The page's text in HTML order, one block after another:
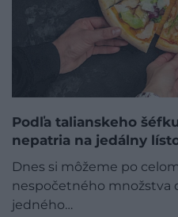
Podľa talianskeho
nepatria na jedálny
Dnes si môžeme po
nespočetného množstva
jedného…